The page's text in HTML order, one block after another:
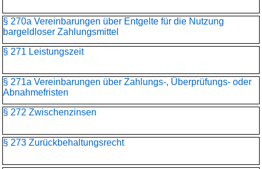
§ 270a Vereinbarungen über Entgelte für die Nutzung
bargeldloser Zahlungsmittel
§ 271 Leistungszeit
§ 271a Vereinbarungen über Zahlungs-, Überprüfungs- oder
Abnahmefristen
§ 272 Zwischenzinsen
§ 273 Zurückbehaltungsrecht